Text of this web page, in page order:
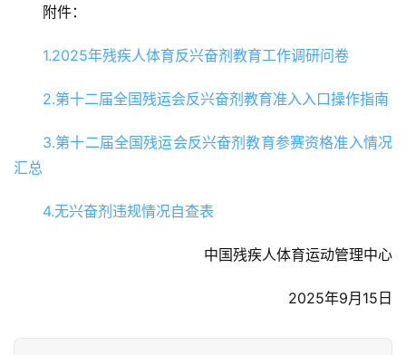
附件：
1.2025年残疾人体育反兴奋剂教育工作调研问卷
2.第十二届全国残运会反兴奋剂教育准入入口操作指南
3.第十二届全国残运会反兴奋剂教育参赛资格准入情况
汇总
4.无兴奋剂违规情况自查表
中国残疾人体育运动管理中心
2025年9月15日